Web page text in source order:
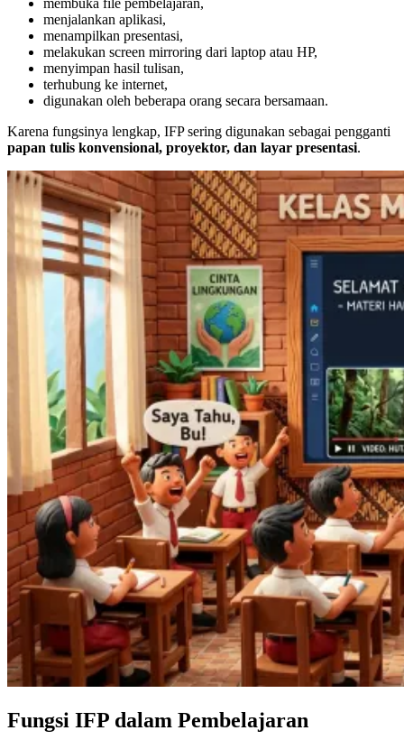
menjalankan aplikasi,
menampilkan presentasi,
melakukan screen mirroring dari laptop atau HP,
menyimpan hasil tulisan,
terhubung ke internet,
digunakan oleh beberapa orang secara bersamaan.
Karena fungsinya lengkap, IFP sering digunakan sebagai pengganti
papan tulis konvensional, proyektor, dan layar presentasi.
Fungsi IFP dalam Pembelajaran